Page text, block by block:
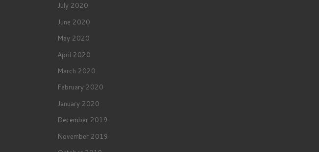
July 2020
June 2020
May 2020
April 2020
March 2020
February 2020
January 2020
December 2019
November 2019